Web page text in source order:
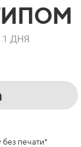
1 ДНЯ
без печати*